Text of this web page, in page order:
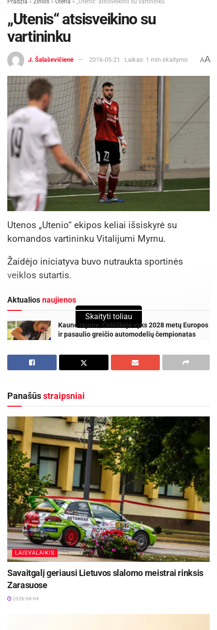
Pradžia » Žinios » Utena » „Utenis“ atsisveikino su vartininku
„Utenis“ atsisveikino su
vartininku
J. Šalaševičienė 2016-05-21 Laikas: 1 min skaitymo AA
Utenos „Utenio“ ekipos keliai išsiskyrė su
komandos vartininku Vitalijumi Myrnu.
Žaidėjo iniciatyva buvo nutraukta sportinės
veiklos sutartis.
Aktualios naujienos
Kauno rajone, Čekiškėje vyks 2028 metų Europos
ir pasaulio greičio automodelių čempionatas
Rugpjūčio 11-ąją Utenoje vyks nacionalinės
Vitalijus „Utenio“ gretose sužaidė aštuonerias
rungtynes „SMScredit.lt A lygoje“.
Utenos „Utenio“ klubas dėkoja žaidėjui už indėlį į
Utenos futbolą bei linki sėkmės tolimesnėje
karjeroje.
Skaityti toliau
Panašūsstraipsniai
LAISVALAIKIS
Savaitgalį geriausi Lietuvos slalomo meistrai rinksis
Zarasuose
2026-08-04